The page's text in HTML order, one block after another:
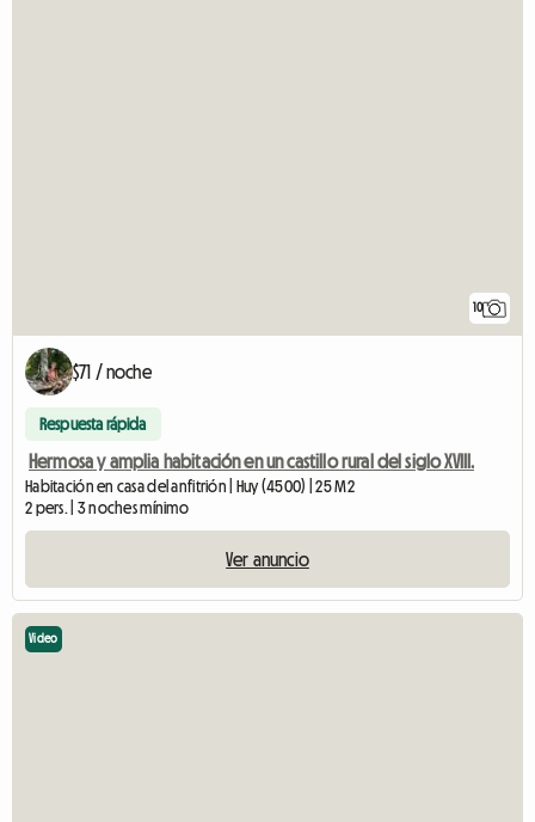
10
$71 / noche
Respuesta rápida
Hermosa y amplia habitación en un castillo rural del siglo XVIII.
Habitación en casa del anfitrión | Huy (4500) | 25 M2
2 pers. | 3 noches mínimo
Ver anuncio
Video